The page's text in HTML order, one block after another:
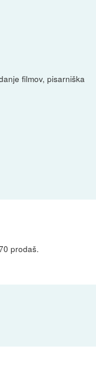
filmov, pisarniška
prodaš.